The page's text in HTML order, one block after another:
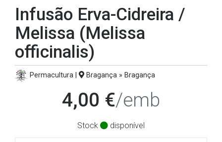
Infusão Erva-Cidreira /
Melissa (Melissa
officinalis)
Permacultura | Bragança » Bragança
4,00 €/emb
Stock disponível